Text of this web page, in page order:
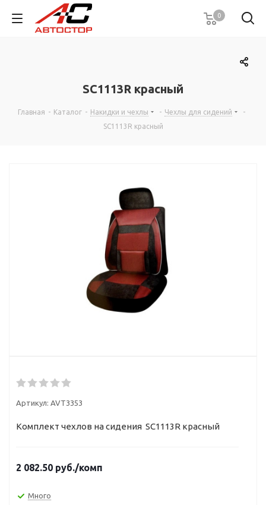
0
SC1113R красный
Главная - Каталог - Накидки и чехлы - Чехлы для сидений
-
SC1113R красный
Артикул: AVT3353
Комплект чехлов на сидения SC1113R красный
2 082.50 руб./комп
Много